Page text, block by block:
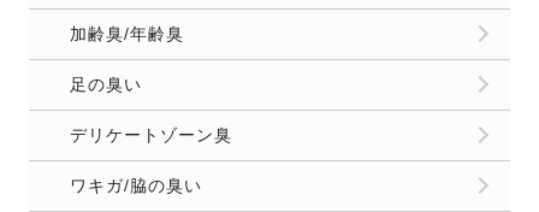
加齢臭/年齢臭
足の臭い
デリケートゾーン臭
ワキガ/脇の臭い